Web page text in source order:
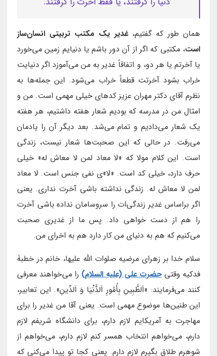
همان طور که گفتیم،غدیر یک مکتب تربیتی انسان‌ساز
است، مکتبی که اگر از آن دور باشم یا دنیایم زمین می‌خورد
یا آخرتم یا هر دو، و اتفاقاً غدیر به من می‌آموزد اگر دنیایت
خراب بشود آخرتت قطعاً خراب می‌شود. این جمله‌ها به
نظرم آقای دکتر مهران عزیز کدهای خیلی مهمی است. من و
امثال من در مدرسه که بودیم شعار هفته داشتیم، هر هفته
یک شعار می‌دادیم و تمام می‌شد. بعد دیگر آن را یادمان
می‌رفت. در حالی که این صحبت‌ها شعار نیست، زندگی
است. این کلام مولا که «لا معاد لمن لا معاش له» خیلی
حرف دارد، خیلی کد است. «لا»ی نفی جنس است. لا معاد
لمن لا معاش له. زندگی نداشته باشی آخرت نداری. یعنی
اگر براساس غدیر زندگی‌ات را سروسامان نداده باشی آخرت
را هم از دست خواهی داد. پس ما از غدیری صحبت
می‌کنیم که هم به دنیای من کار دارد هم به اخرای من.
سلام خدا بر زهرای مرضیه صلوات الله علیها، خانم در خطبۀ
فدکیه وقتیحضرت علی (علیه السلام)را می‌خواهند معرفی
کنند می‌فرمایند: «اَلطَّبِينِ بِأُمُورِ اَلدُّنْيَا وَ اَلدِّينِ». این تعابیر،
این طنین‌ها موضوع مهمی است. یعنی آقا من غدیر را برای
مهاجرت به آمریکایم لازم دارم، برای دانشگاه شریفم لازم
دارم، می‌خواهم انتخاب همسر کنم لازم دارم، می‌خواهم از
شوهرم طلاق بگیرم لازم دارم. یعنی کجا تو پیدا می‌کنی که